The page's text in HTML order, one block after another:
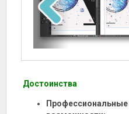
Достоинства
Профессиональные